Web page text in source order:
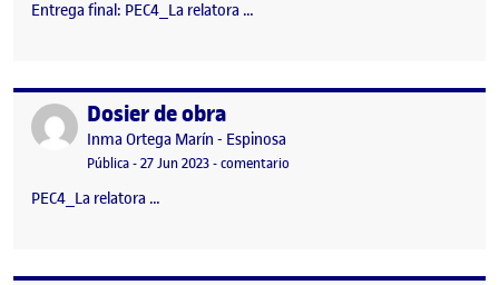
Entrega final: PEC4_La relatora …
Publicado porDosier de obra
Publicado por
Inma Ortega Marín - Espinosa
Visibilidad:
Pública-Fecha de publicación
27 Jun 2023-comentario
PEC4_La relatora …